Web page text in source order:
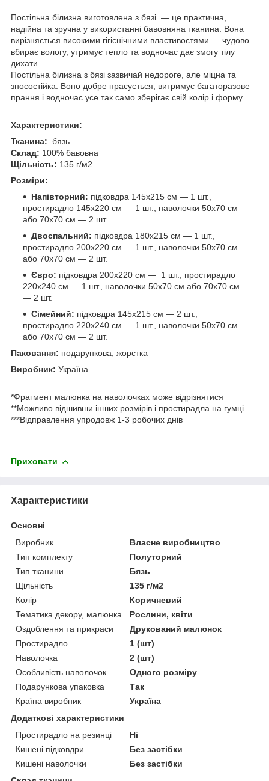
Постільна білизна виготовлена з бязі — це практична,
надійна та зручна у використанні бавовняна тканина. Вона
вирізняється високими гігієнічними властивостями — чудово
вбирає вологу, утримує тепло та водночас дає змогу тілу
дихати.
Постільна білизна з бязі зазвичай недороге, але міцна та
зносостійка. Воно добре прасується, витримує багаторазове
прання і водночас усе так само зберігає свій колір і форму.
Характеристики:
Тканина: бязь
Склад: 100% бавовна
Щільність: 135 г/м2
Розміри:
Напівторний: підковдра 145х215 см — 1 шт.,
простирадло 145х220 см — 1 шт., наволочки 50х70 см
або 70х70 см — 2 шт.
Двоспальний: підковдра 180х215 см — 1 шт.,
простирадло 200х220 см — 1 шт., наволочки 50х70 см
або 70х70 см — 2 шт.
Євро: підковдра 200х220 см — 1 шт., простирадло
220х240 см — 1 шт., наволочки 50х70 см або 70х70 см
— 2 шт.
Сімейний: підковдра 145х215 см — 2 шт.,
простирадло 220х240 см — 1 шт., наволочки 50х70 см
або 70х70 см — 2 шт.
Паковання: подарункова, жорстка
Виробник: Україна
*Фрагмент малюнка на наволочках може відрізнятися
**Можливо відшивши інших розмірів і простирадла на гумці
***Відправлення упродовж 1-3 робочих днів
Приховати
Характеристики
Основні
Виробник
Власне виробництво
Тип комплекту
Полуторний
Тип тканини
Бязь
Щільність
135 г/м2
Колір
Коричневий
Тематика декору, малюнка
Рослини, квіти
Оздоблення та прикраси
Друкований малюнок
Простирадло
1 (шт)
Наволочка
2 (шт)
Особливість наволочок
Одного розміру
Подарункова упаковка
Так
Країна виробник
Україна
Додаткові характеристики
Простирадло на резинці
Ні
Кишені підковдри
Без застібки
Кишені наволочки
Без застібки